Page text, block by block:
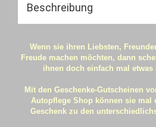
Beschreibung
Wenn sie ihren Liebsten,
Freude machen möchten, dann
ihnen doch einfach mal etwas
Mit den Geschenke-Gutscheinen
Autopflege Shop können sie
Geschenk zu den